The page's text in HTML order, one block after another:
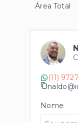
Área Total
(11)
Nome